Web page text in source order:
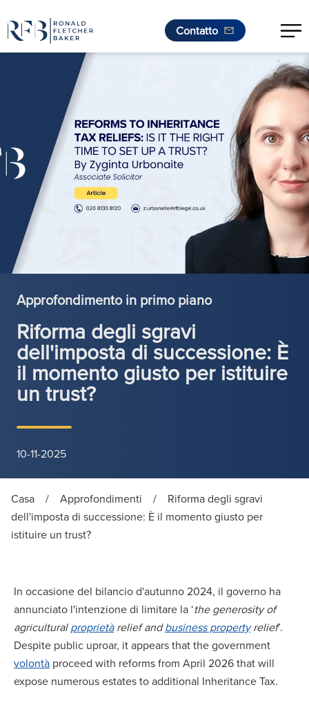
Contatto
.
Approfondimento in primo piano
Riforma degli sgravi
dell'imposta di successione: È
il momento giusto per istituire
un trust?
10-11-2025
Casa / Approfondimenti /
Riforma degli sgravi
dell'imposta di successione: È il momento giusto per
istituire un trust?
In occasione del bilancio d'autunno 2024, il governo ha
annunciato l'intenzione di limitare la ‘the generosity of
agriculturalproprietàrelief andbusiness propertyrelief’.
Despite public uproar, it appears that the government
volontà proceed with reforms from April 2026 that will
expose numerous estates to additional Inheritance Tax.